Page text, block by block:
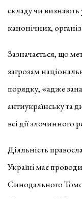
складу чи визнають
канонічних,
Зазначається, що
загрозам
порядку, «адже
антиукраїнську та
всі дії злочинного
Діяльність
Україні має
Синодального